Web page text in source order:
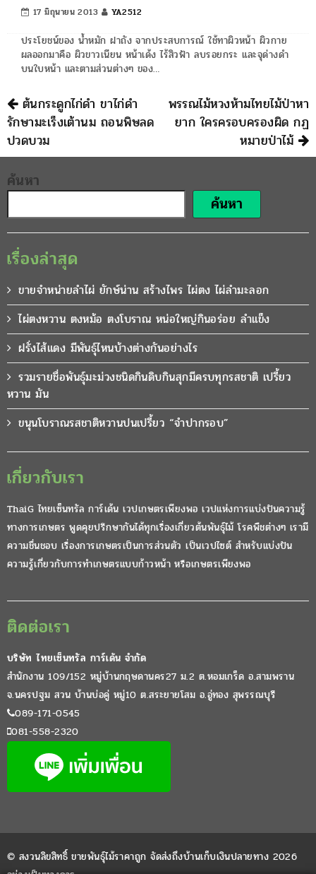
17 มิถุนายน 2013 YA2512
ประโยชน์ของ น้ำหมัก ฝาถัง จากประสบการณ์ ใช้ทาผิวหน้า ผิวกาย
ผลออกมาคือ ผิวขาวเนียน หน้าเด้ง ไร้สิวฟ้า ลบรอยกระ และจุด่างดำ
บนใบหน้า และตามส่วนต่างๆ ของ…
นำทาง
ต้นกระดูกไก่ดำ ขาไก่ดำ
รักษามะเร็งเต้านม ถอนพิษลด
ปวดบวม
พรรณไม้หวงห้ามไทยไม้ป่าหา
ยาก ใครครอบครองผิด กฏ
หมายป่าไม้
ค้นหา
ค้นหา
เรื่องล่าสุด
ขายจำหน่ายลำไผ่ ยักษ์น่าน สร้างไพร ไผ่ตง ไผ่ลำมะลอก
ไผ่ตงหวาน ตงหม้อ ตงโบราณ หน่อใหญ่กินอร่อย ลำแข็ง
ฝรั่งไส้แดง มีพันธุ์ไหนบ้างต่างกันอย่างไร
รวมรายชื่อพันธุ์มะม่วงชนิดกินดิบกินสุกมีครบทุกรสชาติ เปรี้ยว
หวาน มัน
ขนุนโบราณรสชาติหวานปนเปรี้ยว “จำปากรอบ”
เกี่ยวกับเรา
ThaiG ไทยเซ็นทรัล การ์เด้น เวปเกษตรเพียงพอ เวปแห่งการแบ่งปันความรู้
ทางการเกษตร พูดคุยปรึกษากันได้ทุกเรื่องเกี่ยวต้นพันธุ์ไม้ โรคพืชต่างๆ เรามี
ความชื่นชอบ เรื่องการเกษตรเป็นการส่วนตัว เป็นเวปไซต์ สำหรับแบ่งปัน
ความรู้เกี่ยวกับการทำเกษตรแบบก้าวหน้า หรือเกษตรเพียงพอ
ติดต่อเรา
บริษัท ไทยเซ็นทรัล การ์เด้น จำกัด
สำนักงาน 109/152 หมู่บ้านกฤษดานคร27 ม.2 ต.หอมเกร็ด อ.สามพราน
จ.นครปฐม สวน บ้านบ่อคู่ หมู่10 ต.สระยายโสม อ.อู่ทอง สุพรรณบุรี
089-171-0545
081-558-2320
© สงวนลิขสิทธิ์ ขายพันธุ์ไม้ราคาถูก จัดส่งถึงบ้านเก็บเงินปลายทาง 2026